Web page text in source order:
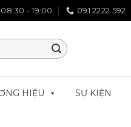
08:30 - 19:00 091 2222 592
HIỆU SỰ KIỆN